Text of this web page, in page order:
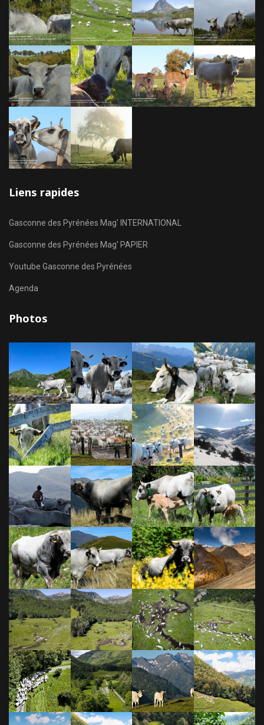
Liens rapides
Gasconne des Pyrénées Mag' INTERNATIONAL
Gasconne des Pyrénées Mag' PAPIER
Youtube Gasconne des Pyrénées
Agenda
Photos